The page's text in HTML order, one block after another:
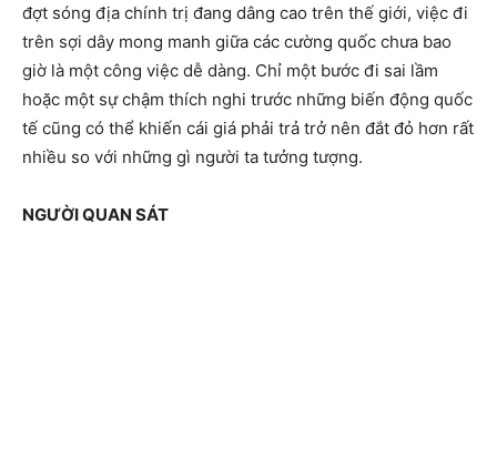
đợt sóng địa chính trị đang dâng cao trên thế giới, việc đi
trên sợi dây mong manh giữa các cường quốc chưa bao
giờ là một công việc dễ dàng. Chỉ một bước đi sai lầm
hoặc một sự chậm thích nghi trước những biến động quốc
tế cũng có thể khiến cái giá phải trả trở nên đắt đỏ hơn rất
nhiều so với những gì người ta tưởng tượng.
NGƯỜI QUAN SÁT